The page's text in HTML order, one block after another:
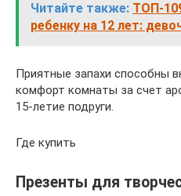
Читайте также: ТОП-
ребенку на 12 лет:
Приятные запахи способны
комфорт комнаты за счет
15-летие подруги.
Где купить
Презенты для